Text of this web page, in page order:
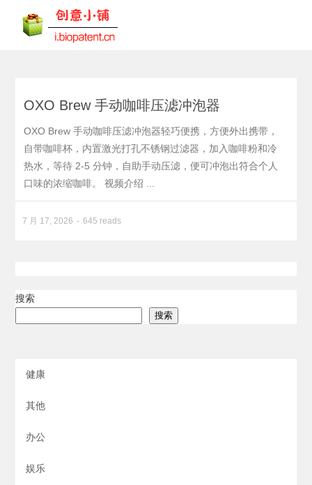
OXO Brew 手动咖啡压滤冲泡器
OXO Brew 手动咖啡压滤冲泡器轻巧便携，方便外出携带，
自带咖啡杯，内置激光打孔不锈钢过滤器，加入咖啡粉和冷
热水，等待 2-5 分钟，自助手动压滤，便可冲泡出符合个人
口味的浓缩咖啡。 视频介绍 ...
7 月 17, 2026 645 reads
搜索
搜索
健康
其他
办公
娱乐